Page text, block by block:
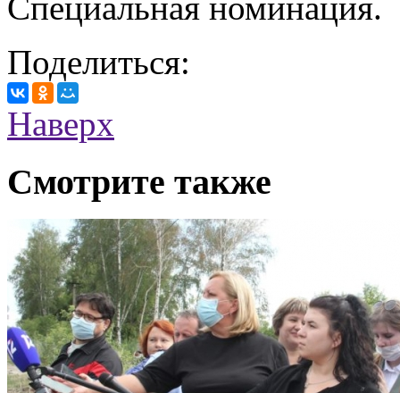
Поделиться:
Наверх
Смотрите также